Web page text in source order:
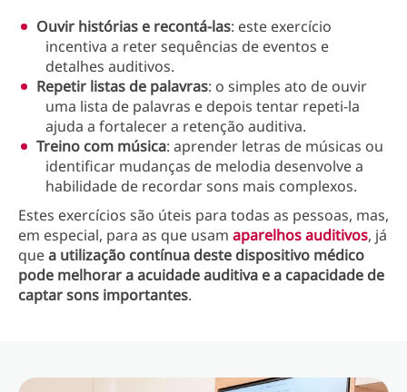
Ouvir histórias e recontá-las: este exercício
incentiva a reter sequências de eventos e
detalhes auditivos.
Repetir listas de palavras: o simples ato de ouvir
uma lista de palavras e depois tentar repeti-la
ajuda a fortalecer a retenção auditiva.
Treino com música: aprender letras de músicas ou
identificar mudanças de melodia desenvolve a
habilidade de recordar sons mais complexos.
Estes exercícios são úteis para todas as pessoas, mas,
em especial, para as que usam aparelhos auditivos, já
quea utilização contínua deste dispositivo médico
pode melhorar a acuidade auditiva e a capacidade de
captar sons importantes.